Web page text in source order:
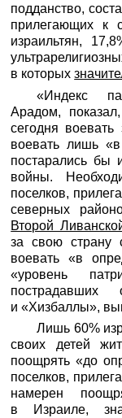
подданство,
прилегающих к
израильтян,
в которых
«Индекс
Арадом,
сегодня воевать
воевать лишь
постарались бы
войны.
поселков,
северных
Второй
за свою страну
воевать «в
«уровень
и «Хизбаллы»,
Лишь 60%
своих детей
поощрять «до
поселков,
намерен
в Израиле,